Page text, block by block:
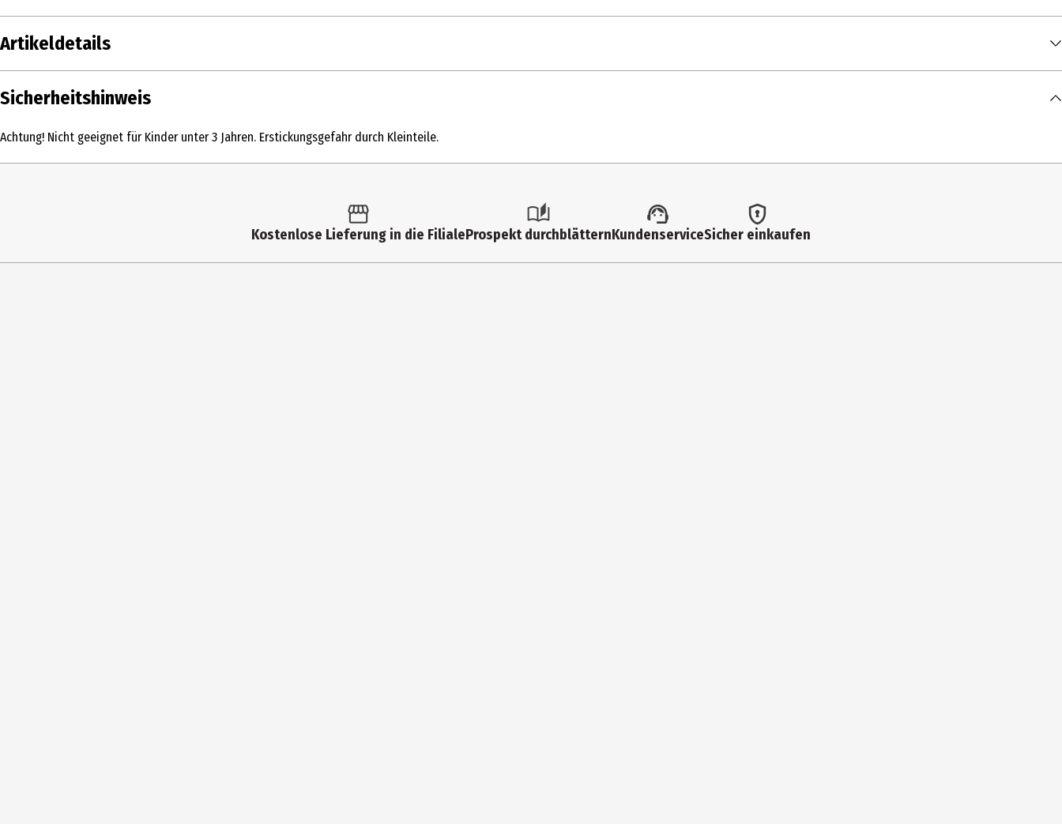
Artikeldetails
Inhalt
Kindergartenkinder|Grundschüler|Jugendliche|Erwachsene
Sicherheitshinweis
Achtung! Nicht geeignet für Kinder unter 3 Jahren. Erstickungsgefahr durch Kleinteile.
Kostenlose Lieferung in die FilialeProspekt durchblätternKundenserviceSicher einkaufen